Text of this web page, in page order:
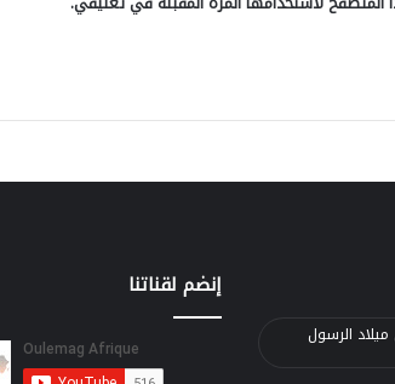
قرنا على ميلاد الرسول
إنضم لقناتنا